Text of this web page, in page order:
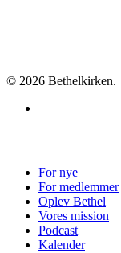
© 2026 Bethelkirken.
Close
Menu
For nye
For medlemmer
Oplev Bethel
Vores mission
Podcast
Kalender